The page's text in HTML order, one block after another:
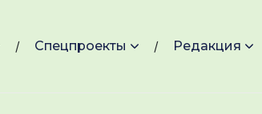
Спецпроекты Редакция